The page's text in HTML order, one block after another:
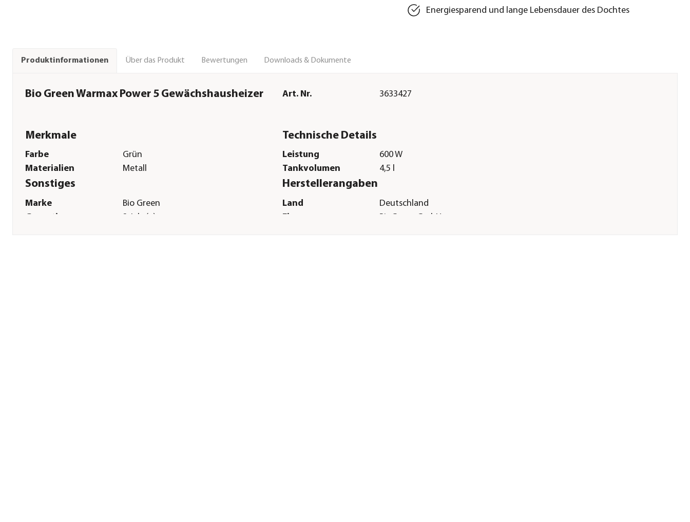
Energiesparend und lange Lebensdauer des Dochtes
Produktinformationen Über das Produkt Bewertungen Downloads & Dokumente
Bio Green Warmax Power 5 Gewächshausheizer Art. Nr. 3633427
Merkmale
Farbe
Grün
Materialien
Metall
Technische Details
Leistung
600 W
Tankvolumen
4,5 l
Sonstiges
Marke
Bio Green
Garantie
2 Jahr(e)
Herstellerangaben
Land
Deutschland
Firma
BioGreen GmbH